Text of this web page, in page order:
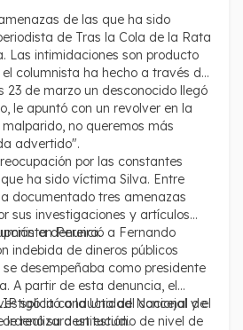
de las que ha sido
de Tras la Cola de la Rata
Las intimidaciones son producto
columnista ha hecho a través del
23 de marzo un desconocido llegó
le apuntó con un revolver en la
no queremos más
advertido".
por las constantes
ha sido víctima Silva. Entre
documentado tres amenazas
sus investigaciones y artículos
en Pereira.
denunció a Fernando
indebida de dineros públicos
desempeñaba como presidente
A partir de esta denuncia, el
la conducta del concejal y el
su destitución.
solicitó a la Unidad Nacional de
le realizara un estudio de nivel de